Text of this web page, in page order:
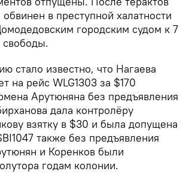
в преступной халатности
городским судом к 7
стало известно, что Нагаева
на рейс WLG1303 за $170
Арутюняна без предъявления
дала контролёру
взятку в $30 и была допущена
также без предъявления
и Коренков были
годам колонии.